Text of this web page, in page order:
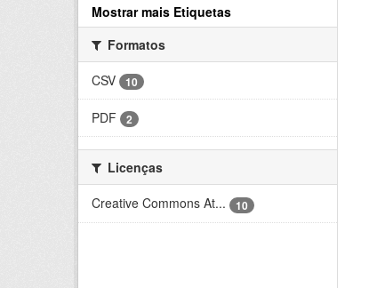
Mostrar mais Etiquetas
Formatos
CSV
10
PDF 2
Licenças
Creative Commons At...
10